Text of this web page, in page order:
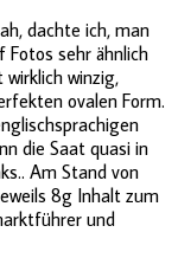
dachte ich, man
sehr ähnlich
wirklich winzig,
ovalen Form.
die Saat quasi in
Am Stand von
8g Inhalt zum
und